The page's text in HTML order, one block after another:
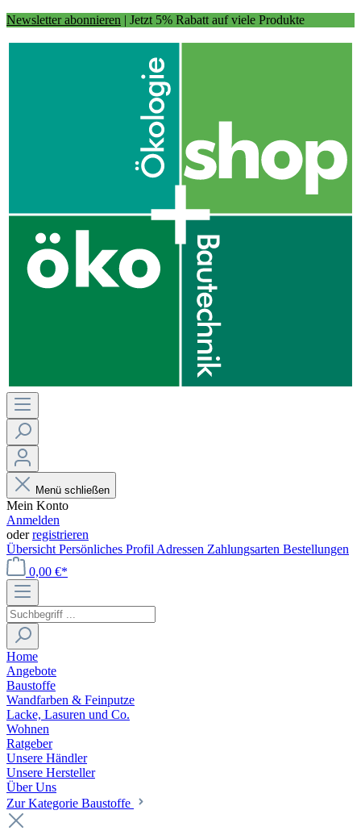
Newsletter abonnieren | Jetzt 5% Rabatt auf viele Produkte
Menü schließen
Mein Konto
Anmelden
oderregistrieren
Übersicht Persönliches Profil Adressen Zahlungsarten Bestellungen
0,00 €*
Home
Angebote
Baustoffe
Wandfarben & Feinputze
Lacke, Lasuren und Co.
Wohnen
Ratgeber
Unsere Händler
Unsere Hersteller
Über Uns
Zur Kategorie Baustoffe